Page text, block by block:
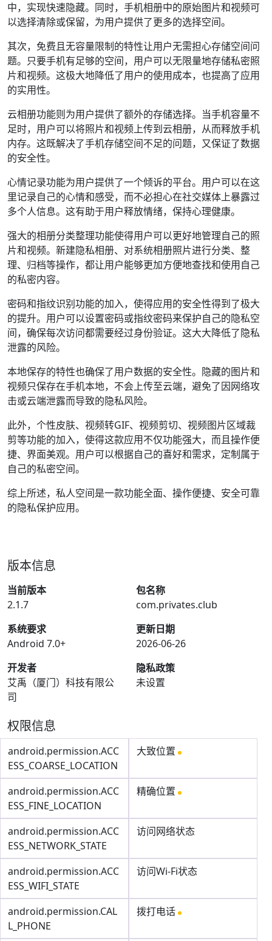
中，实现快速隐藏。同时，手机相册中的原始图片和视频可
以选择清除或保留，为用户提供了更多的选择空间。
其次，免费且无容量限制的特性让用户无需担心存储空间问
题。只要手机有足够的空间，用户可以无限量地存储私密照
片和视频。这极大地降低了用户的使用成本，也提高了应用
的实用性。
云相册功能则为用户提供了额外的存储选择。当手机容量不
足时，用户可以将照片和视频上传到云相册，从而释放手机
内存。这既解决了手机存储空间不足的问题，又保证了数据
的安全性。
心情记录功能为用户提供了一个倾诉的平台。用户可以在这
里记录自己的心情和感受，而不必担心在社交媒体上暴露过
多个人信息。这有助于用户释放情绪，保持心理健康。
强大的相册分类整理功能使得用户可以更好地管理自己的照
片和视频。新建隐私相册、对系统相册照片进行分类、整
理、归档等操作，都让用户能够更加方便地查找和使用自己
的私密内容。
密码和指纹识别功能的加入，使得应用的安全性得到了极大
的提升。用户可以设置密码或指纹密码来保护自己的隐私空
间，确保每次访问都需要经过身份验证。这大大降低了隐私
泄露的风险。
本地保存的特性也确保了用户数据的安全性。隐藏的图片和
视频只保存在手机本地，不会上传至云端，避免了因网络攻
击或云端泄露而导致的隐私风险。
此外，个性皮肤、视频转GIF、视频剪切、视频图片区域裁
剪等功能的加入，使得这款应用不仅功能强大，而且操作便
捷、界面美观。用户可以根据自己的喜好和需求，定制属于
自己的私密空间。
综上所述，私人空间是一款功能全面、操作便捷、安全可靠
的隐私保护应用。
版本信息
当前版本
2.1.7
包名称
com.privates.club
系统要求
Android 7.0+
更新日期
2026-06-26
开发者
艾禹（厦门）科技有限公
司
隐私政策
未设置
权限信息
android.permission.ACC
ESS_COARSE_LOCATION
大致位置
android.permission.ACC
ESS_FINE_LOCATION
精确位置
android.permission.ACC
ESS_NETWORK_STATE
访问网络状态
android.permission.ACC
ESS_WIFI_STATE
访问Wi-Fi状态
android.permission.CAL
L_PHONE
拨打电话